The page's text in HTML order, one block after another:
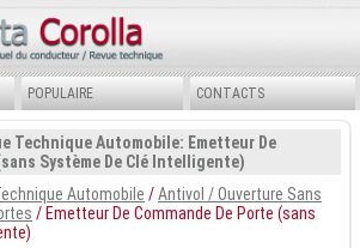
POPULAIRE CONTACTS
Technique Automobile: Emetteur De
Système De Clé Intelligente)
Automobile /Antivol / Ouverture Sans
/ Emetteur De Commande De Porte (sans